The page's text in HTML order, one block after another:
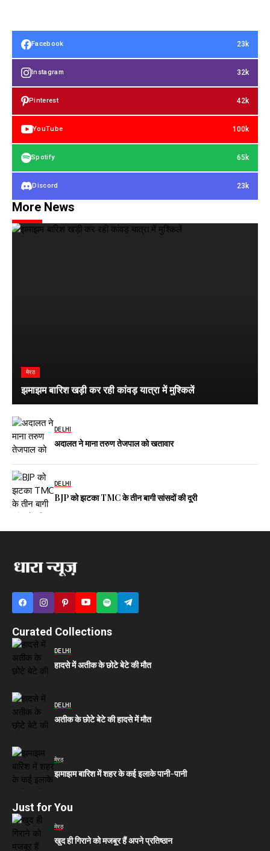
Facebook 23k
Instagram 32k
Pinterest 42k
YouTube 100k
Spotify 65k
Discord 23k
More News
मेरठ
झमाझम बारिश खड़ी कर रही कांवड़ यात्रा में मुश्किलें
DELHI
अदालत ने माना तरुण तेजपाल को खतावार
DELHI
BJP को झटका TMC के तीन बागी सांसदों की दूरी
Curated Collections
DELHI
हादसे में अतीक के छोटे बेटे की मौत
DELHI
अतीक के छोटे बेटे की हादसे में मौत
मेरठ
झमाझम बारिश में शहर के कई इलाके पानी-पानी
Just for You
मेरठ
खुद ही गिराने को मजबूर हैं अपने प्रतिष्ठान